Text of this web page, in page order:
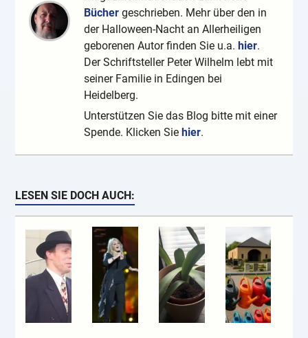
Bücher geschrieben. Mehr über den in
der Halloween-Nacht an Allerheiligen
geborenen Autor finden Sie u.a.hier.
Der Schriftsteller Peter Wilhelm lebt mit
seiner Familie in Edingen bei
Heidelberg.
Unterstützen Sie das Blog bitte mit einer
Spende. Klicken Siehier.
LESEN SIE DOCH AUCH: